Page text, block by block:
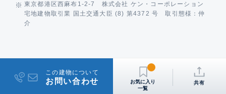
東京都港区西麻布1-2-7 株式会社 ケン・コーポレーション
宅地建物取引業 国土交通大臣 (8) 第4372 号 取引態様：仲
介
この建物について
お問い合わせ 共有